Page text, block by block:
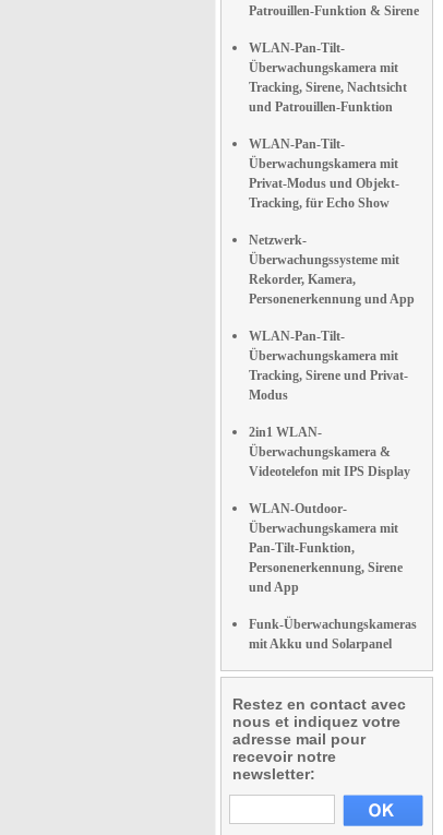
Patrouillen-Funktion & Sirene
WLAN-Pan-Tilt-
Überwachungskamera mit
Tracking, Sirene, Nachtsicht
und Patrouillen-Funktion
WLAN-Pan-Tilt-
Überwachungskamera mit
Privat-Modus und Objekt-
Tracking, für Echo Show
Netzwerk-
Überwachungssysteme mit
Rekorder, Kamera,
Personenerkennung und App
WLAN-Pan-Tilt-
Überwachungskamera mit
Tracking, Sirene und Privat-
Modus
2in1 WLAN-
Überwachungskamera &
Videotelefon mit IPS Display
WLAN-Outdoor-
Überwachungskamera mit
Pan-Tilt-Funktion,
Personenerkennung, Sirene
und App
Funk-Überwachungskameras
mit Akku und Solarpanel
Restez en contact avec
nous et indiquez votre
adresse mail pour
recevoir notre
newsletter: